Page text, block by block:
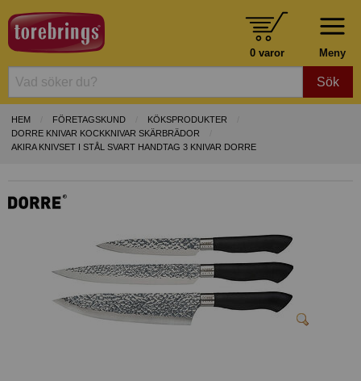
Meny
0 varor
Sök
HEM FÖRETAGSKUND
KÖKSPRODUKTER
DORRE KNIVAR KOCKKNIVAR SKÄRBRÄDOR
AKIRA KNIVSET I STÅL SVART HANDTAG 3 KNIVAR DORRE